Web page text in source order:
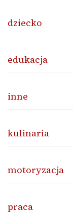
dziecko
edukacja
inne
kulinaria
motoryzacja
praca